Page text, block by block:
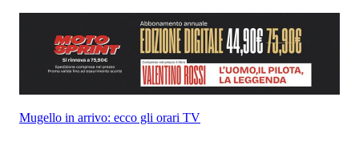
Mugello in arrivo: ecco gli orari TV